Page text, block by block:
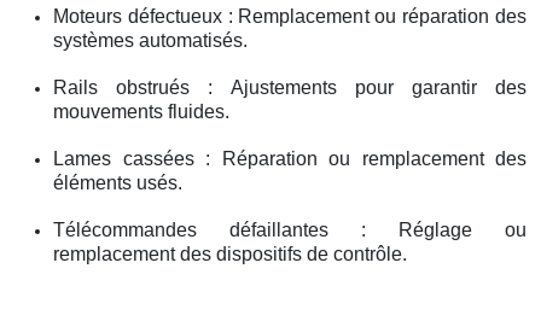
Moteurs défectueux : Remplacement ou réparation des
systèmes automatisés.
Rails obstrués : Ajustements pour garantir des
mouvements fluides.
Lames cassées : Réparation ou remplacement des
éléments usés.
Télécommandes défaillantes : Réglage ou
remplacement des dispositifs de contrôle.